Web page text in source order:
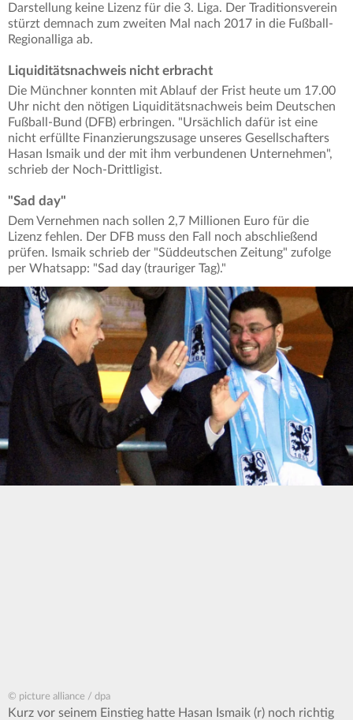
Darstellung keine Lizenz für die 3. Liga. Der Traditionsverein
stürzt demnach zum zweiten Mal nach 2017 in die Fußball-
Regionalliga ab.
Liquiditätsnachweis nicht erbracht
Die Münchner konnten mit Ablauf der Frist heute um 17.00
Uhr nicht den nötigen Liquiditätsnachweis beim Deutschen
Fußball-Bund (DFB) erbringen. "Ursächlich dafür ist eine
nicht erfüllte Finanzierungszusage unseres Gesellschafters
Hasan Ismaik und der mit ihm verbundenen Unternehmen",
schrieb der Noch-Drittligist.
"Sad day"
Dem Vernehmen nach sollen 2,7 Millionen Euro für die
Lizenz fehlen. Der DFB muss den Fall noch abschließend
prüfen. Ismaik schrieb der "Süddeutschen Zeitung" zufolge
per Whatsapp: "Sad day (trauriger Tag)."
© picture alliance / dpa
Kurz vor seinem Einstieg hatte Hasan Ismaik (r) noch richtig